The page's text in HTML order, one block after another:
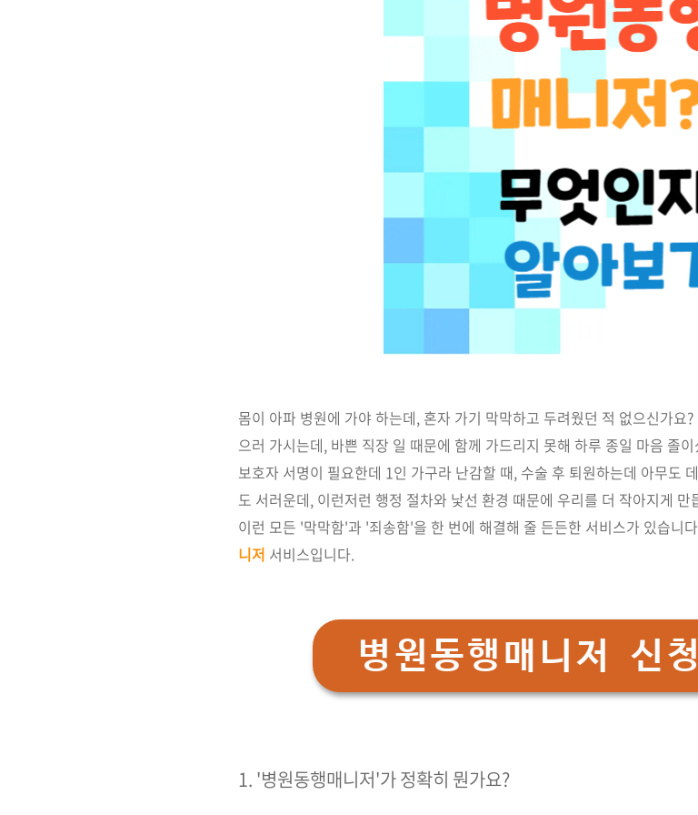
몸이 아파 병원에 가야 하는데, 혼자 가기 막막하고 두려웠던 적 없으신가요
으러 가시는데, 바쁜 직장 일 때문에 함께 가드리지 못해 하루 종일 마음 졸
보호자 서명이 필요한데 1인 가구라 난감할 때, 수술 후 퇴원하는데 아무도
도 서러운데, 이런저런 행정 절차와 낯선 환경 때문에 우리를 더 작아지게 만
이런 모든 '막막함'과 '죄송함'을 한 번에 해결해 줄 든든한 서비스가 있습니
니저 서비스입니다.
병원동행매니저 신
1. '병원동행매니저'가 정확히 뭔가요?